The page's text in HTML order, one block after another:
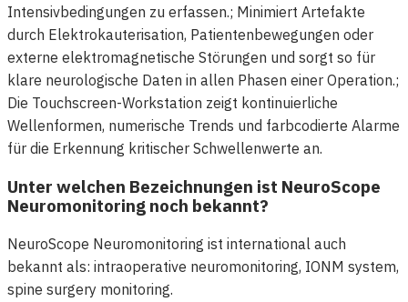
Intensivbedingungen zu erfassen.; Minimiert Artefakte
durch Elektrokauterisation, Patientenbewegungen oder
externe elektromagnetische Störungen und sorgt so für
klare neurologische Daten in allen Phasen einer Operation.;
Die Touchscreen-Workstation zeigt kontinuierliche
Wellenformen, numerische Trends und farbcodierte Alarme
für die Erkennung kritischer Schwellenwerte an.
Unter welchen Bezeichnungen ist NeuroScope
Neuromonitoring noch bekannt?
NeuroScope Neuromonitoring ist international auch
bekannt als: intraoperative neuromonitoring, IONM system,
spine surgery monitoring.